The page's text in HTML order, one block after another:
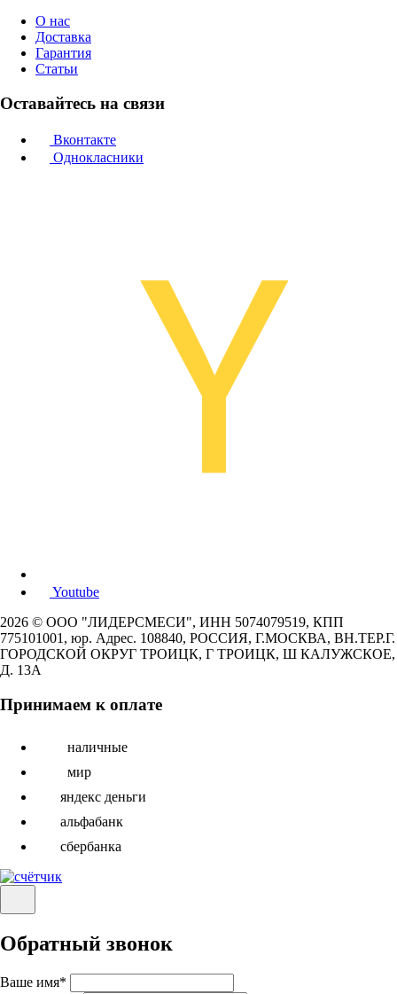
О нас
Доставка
Гарантия
Статьи
Оставайтесь на связи
Вконтакте
Однокласники
Youtube
2026 © ООО "ЛИДЕРСМЕСИ", ИНН 5074079519, КПП
775101001, юр. Адрес. 108840, РОССИЯ, Г.МОСКВА, ВН.ТЕР.Г.
ГОРОДСКОЙ ОКРУГ ТРОИЦК, Г ТРОИЦК, Ш КАЛУЖСКОЕ,
Д. 13А
Принимаем к оплате
наличные
мир
яндекс деньги
альфабанк
сбербанка
Обратный звонок
Ваше имя*